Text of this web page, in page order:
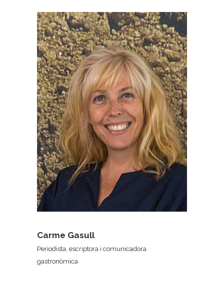
Carme Gasull
Periodista, escriptora i comunicadora
gastronòmica